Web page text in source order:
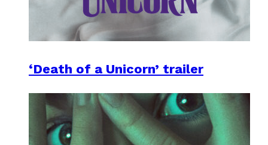
‘Death of a Unicorn’ trailer